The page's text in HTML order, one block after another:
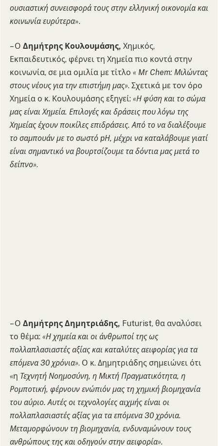
ουσιαστική συνεισφορά τους στην ελληνική οικονομία και
κοινωνία ευρύτερα».
– Ο Δημήτρης Κουλουμάσης, Χημικός,
Εκπαιδευτικός, φέρνει τη Χημεία πιο κοντά στην
κοινωνία, σε μια ομιλία με τίτλο « Mr Chem: Μιλώντας
στους νέους για την επιστήμη μας». Σχετικά με τον όρο
Χημεία ο κ. Κουλουμάσης εξηγεί: «Η φύση και το σώμα
μας είναι Χημεία. Επιλογές και δράσεις που λόγω της
Χημείας έχουν ποικίλες επιδράσεις. Από το να διαλέξουμε
το σαμπουάν με το σωστό pΗ, μέχρι να καταλάβουμε γιατί
είναι σημαντικό να βουρτσίζουμε τα δόντια μας μετά το
δείπνο».
– Ο Δημήτρης Δημητριάδης, Futurist, θα αναλύσει
το θέμα: «Η χημεία και οι άνθρωποί της ως
πολλαπλασιαστές αξίας και καταλύτες αειφορίας για τα
επόμενα 30 χρόνια». Ο κ. Δημητριάδης σημειώνει ότι
«η Τεχνητή Νοημοσύνη, η Μικτή Πραγματικότητα, η
Ρομποτική, φέρνουν ενώπιόν μας τη χημική βιομηχανία
του αύριο. Αυτές οι τεχνολογίες αιχμής είναι οι
πολλαπλασιαστές αξίας για τα επόμενα 30 χρόνια.
Μεταμορφώνουν τη βιομηχανία, ενδυναμώνουν τους
ανθρώπους της και οδηγούν στην αειφορία».